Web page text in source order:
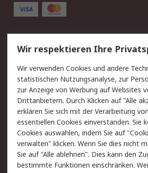
Service
Value Added Services
Rücksendungen
Hilfe
Rechtliches
AGB
Cookie-Richtlinie
Copyright/Impressum
Wir respektieren Ihre
Wir verwenden Cookies und andere
statistischen Nutzungsanalyse, zur
zur Anzeige von Werbung auf Websites
Drittanbietern. Durch Klicken auf "Alle
erklären Sie sich mit der Verarbeitung
essentiellen Cookies einverstanden. Sie
Cookies auswählen, indem Sie auf
verwalten" klicken. Wenn Sie dies nicht
Sie auf "Alle ablehnen". Dies kann den
bestimmte Funktionen einschränken.